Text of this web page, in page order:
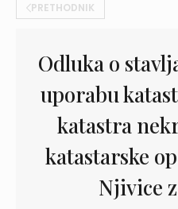
PRETHODNIK
Odluka o
uporabu
katastra
katastarske
Njivice